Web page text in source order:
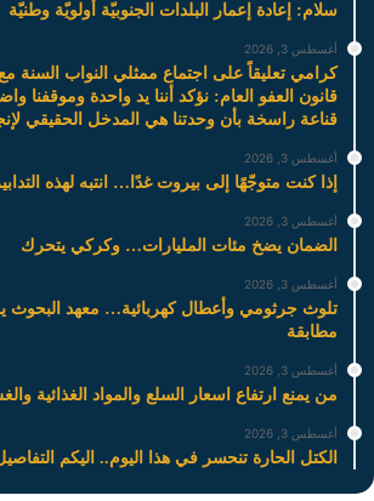
سلام: إعادة إعمار البلدات الجنوبيّة أولويّة وطنيّة
أغسطس 3, 2026
كرامي تعليقاً على اجتماع ممثلي النواب السنة
قانون العفو العام: نؤكد أننا يد واحدة وموقفنا
قناعة راسخة بأن وحدتنا هي المدخل الحقيقي
أغسطس 3, 2026
إذا كنت متوجّهًا إلى بيروت غدًا… انتبه لهذه
أغسطس 3, 2026
الضمان يضخ مئات المليارات… وكركي يتحرك
أغسطس 3, 2026
تلوث جرثومي وأعطال كهربائية… معهد البحوث
مطابقة
أغسطس 3, 2026
من يمنع ارتفاع اسعار السلع والمواد الغذائية
أغسطس 3, 2026
الكتل الحارة تنحسر في هذا اليوم.. اليكم